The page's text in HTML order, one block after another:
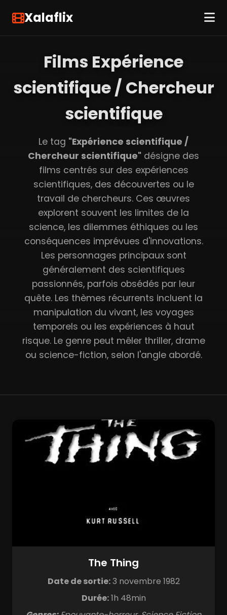
Xalaflix
Films Expérience
scientifique / Chercheur
scientifique
Le tag "Expérience scientifique /
Chercheur scientifique" désigne des
films centrés sur des expériences
scientifiques, des découvertes ou le
travail de chercheurs. Ces œuvres
explorent souvent les limites de la
science, les dilemmes éthiques ou les
conséquences imprévues d'innovations.
Les personnages principaux sont
généralement des scientifiques
passionnés, parfois obsédés par leur
quête. Les thèmes récurrents incluent la
manipulation du vivant, les voyages
temporels ou les expériences à haut
risque. Le genre peut mêler thriller, drame
ou science-fiction, selon l'angle abordé.
The Thing
Date de sortie:3 novembre 1982
Durée:1h 48min